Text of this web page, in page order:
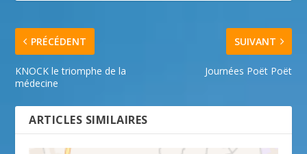
PRÉCÉDENT
KNOCK le triomphe de la
médecine
SUIVANT
Journées Poët Poët
ARTICLES SIMILAIRES